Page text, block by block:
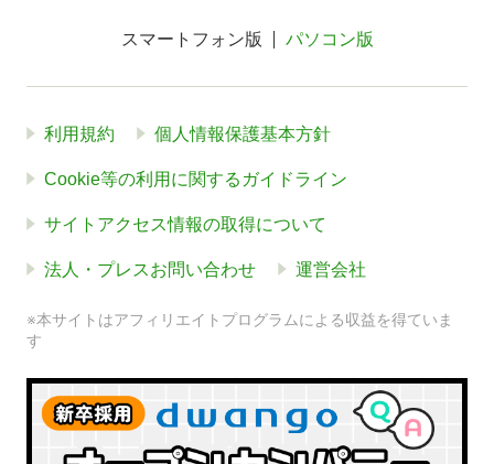
スマートフォン版 パソコン版
利用規約 個人情報保護基本方針
Cookie等の利用に関するガイドライン
サイトアクセス情報の取得について
法人・プレスお問い合わせ 運営会社
※本サイトはアフィリエイトプログラムによる収益を得ていま
す